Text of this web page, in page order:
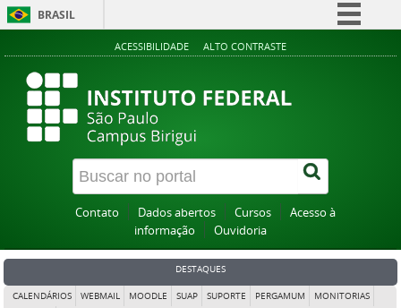
BRASIL
Simplifique!
Participe
Legislação
ACESSIBILIDADE ALTO CONTRASTE
Contato Dados abertos Cursos
Acesso à
informação
Ouvidoria
DESTAQUES
CALENDÁRIOS WEBMAIL MOODLE SUAP SUPORTE PERGAMUM
MONITORIAS